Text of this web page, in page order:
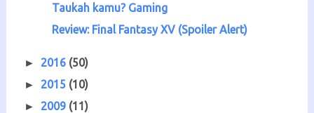
Taukah kamu? Gaming
Review: Final Fantasy XV (Spoiler Alert)
► 2016 (50)
► 2015 (10)
► 2009 (11)